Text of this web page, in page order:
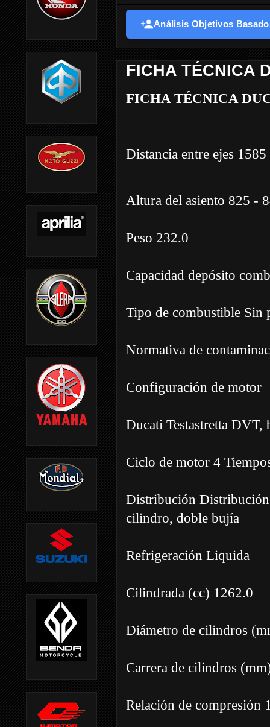
Análisis Objetivos
FICHA TÉCNICA
FICHA TÉCNICA
Distancia entre ejes 1585
Altura del asiento 825 -
Peso 232.0
Capacidad depósito
Tipo de combustible Sin
Normativa de
Configuración de motor
Ducati Testastretta
Ciclo de motor 4
Distribución
cilindro, doble bujía
Refrigeración Liquida
Cilindrada (cc) 1262.0
Diámetro de cilindros
Carrera de cilindros
Relación de compresión